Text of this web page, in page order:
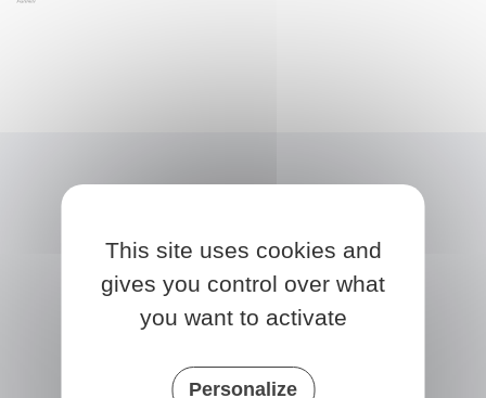
This site uses cookies and
gives you control over what
you want to activate
Personalize